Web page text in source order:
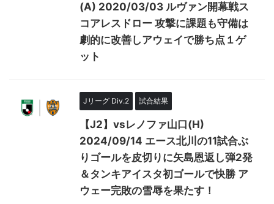
(A) 2020/03/03 ルヴァン開幕戦ス
コアレスドロー 攻撃に課題も守備は
劇的に改善しアウェイで勝ち点１ゲ
ット
Jリーグ Div.2 試合結果
【J2】vsレノファ山口(H)
2024/09/14 エース北川の11試合ぶ
りゴールを皮切りに矢島恩返し弾2発
＆タンキアイスタ初ゴールで快勝 ア
ウェー完敗の雪辱を果たす！